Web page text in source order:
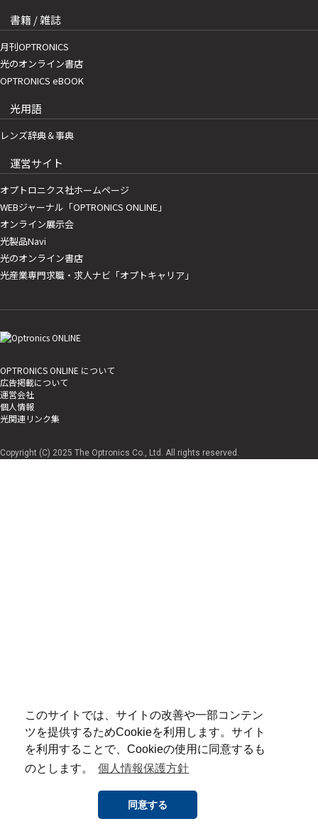
このサイトでは、サイトの改善や一部コンテン
ツを提供するためCookieを利用します。サイト
を利用することで、Cookieの使用に同意するも
のとします。
個人情報保護方針
同意する
書籍 / 雑誌
月刊OPTRONICS
光のオンライン書店
OPTRONICS eBOOK
光用語
レンズ辞典＆事典
運営サイト
オプトロニクス社ホームページ
WEBジャーナル「OPTRONICS ONLINE」
オンライン展示会
光製品Navi
光のオンライン書店
光産業専門求職・求人ナビ「オプトキャリア」
OPTRONICS ONLINE について
広告掲載について
運営会社
個人情報
光関連リンク集
Copyright (C) 2025 The Optronics Co., Ltd. All rights reserved.